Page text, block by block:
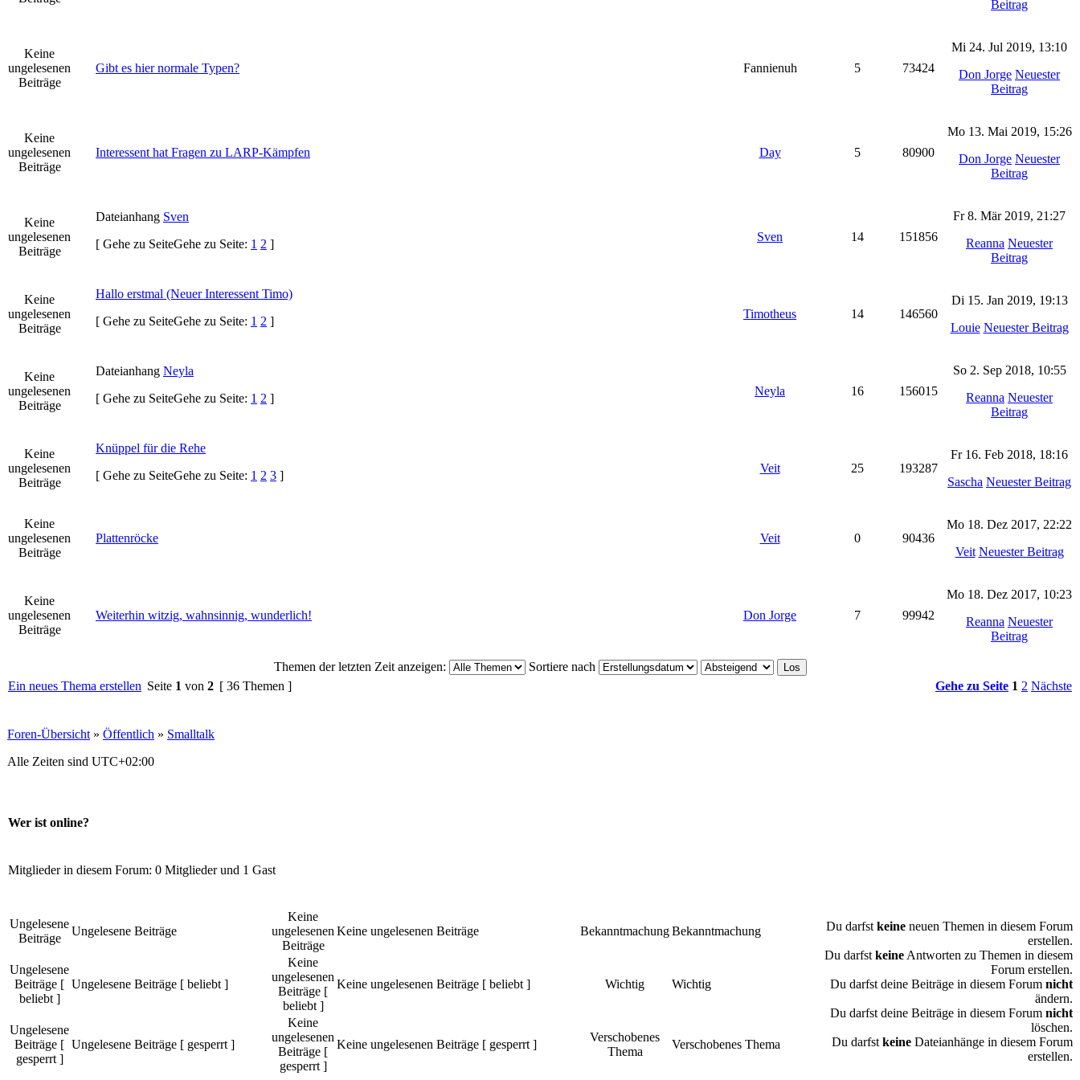
Beitrag
Keine
ungelesenen
Beiträge
Gibt es hier normale Typen? Fannienuh 5 73424
Mi 24. Jul 2019, 13:10
Don Jorge Neuester
Beitrag
Keine
ungelesenen
Beiträge
Interessent hat Fragen zu LARP-Kämpfen Day 5 80900
Mo 13. Mai 2019, 15:26
Don Jorge Neuester
Beitrag
Keine
ungelesenen
Beiträge
Dateianhang Sven
[ Gehe zu SeiteGehe zu Seite: 1 2 ]
Sven 14 151856
Fr 8. Mär 2019, 21:27
Reanna Neuester
Beitrag
Keine
ungelesenen
Beiträge
Hallo erstmal (Neuer Interessent Timo)
[ Gehe zu SeiteGehe zu Seite: 1 2 ]
Timotheus 14 146560
Di 15. Jan 2019, 19:13
Louie Neuester Beitrag
Keine
ungelesenen
Beiträge
Dateianhang Neyla
[ Gehe zu SeiteGehe zu Seite: 1 2 ]
Neyla 16 156015
So 2. Sep 2018, 10:55
Reanna Neuester
Beitrag
Keine
ungelesenen
Beiträge
Knüppel für die Rehe
[ Gehe zu SeiteGehe zu Seite: 1 2 3 ]
Veit 25 193287
Fr 16. Feb 2018, 18:16
Sascha Neuester Beitrag
Keine
ungelesenen
Beiträge
Plattenröcke Veit 0 90436
Mo 18. Dez 2017, 22:22
Veit Neuester Beitrag
Keine
ungelesenen
Beiträge
Weiterhin witzig, wahnsinnig, wunderlich! Don Jorge 7 99942
Mo 18. Dez 2017, 10:23
Reanna Neuester
Beitrag
Themen der letzten Zeit anzeigen:
Sortiere nach
Ein neues Thema erstellen Seite 1 von 2 [ 36 Themen ] Gehe zu Seite 1 2 Nächste
Foren-Übersicht » Öffentlich » Smalltalk
Alle Zeiten sind UTC+02:00
Wer ist online?
Mitglieder in diesem Forum: 0 Mitglieder und 1 Gast
Ungelesene
Beiträge
Ungelesene Beiträge
Keine
ungelesenen
Beiträge
Keine ungelesenen Beiträge BekanntmachungBekanntmachung
Ungelesene
Beiträge [
beliebt ]
Ungelesene Beiträge [ beliebt ]
Keine
ungelesenen
Beiträge [
beliebt ]
Keine ungelesenen Beiträge [ beliebt ] Wichtig Wichtig
Ungelesene
Beiträge [
gesperrt ]
Ungelesene Beiträge [ gesperrt ]
Keine
ungelesenen
Beiträge [
gesperrt ]
Keine ungelesenen Beiträge [ gesperrt ]
Verschobenes
Thema
Verschobenes Thema
Du darfst keine neuen Themen in diesem Forum
erstellen.
Du darfst keine Antworten zu Themen in diesem
Forum erstellen.
Du darfst deine Beiträge in diesem Forum nicht
ändern.
Du darfst deine Beiträge in diesem Forum nicht
löschen.
Du darfst keine Dateianhänge in diesem Forum
erstellen.